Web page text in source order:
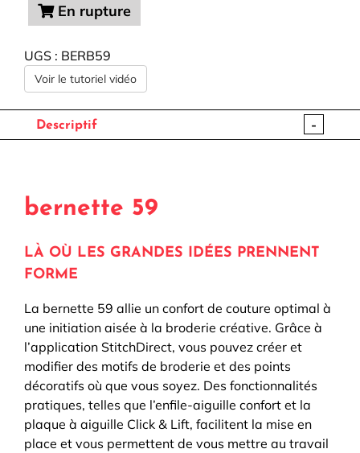
En rupture
UGS : BERB59
Voir le tutoriel vidéo
Descriptif -
bernette 59
LÀ OÙ LES GRANDES IDÉES PRENNENT
FORME
La bernette 59 allie un confort de couture optimal à
une initiation aisée à la broderie créative. Grâce à
l’application StitchDirect, vous pouvez créer et
modifier des motifs de broderie et des points
décoratifs où que vous soyez. Des fonctionnalités
pratiques, telles que l’enfile-aiguille confort et la
plaque à aiguille Click & Lift, facilitent la mise en
place et vous permettent de vous mettre au travail